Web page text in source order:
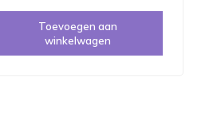
Toevoegen aan
winkelwagen